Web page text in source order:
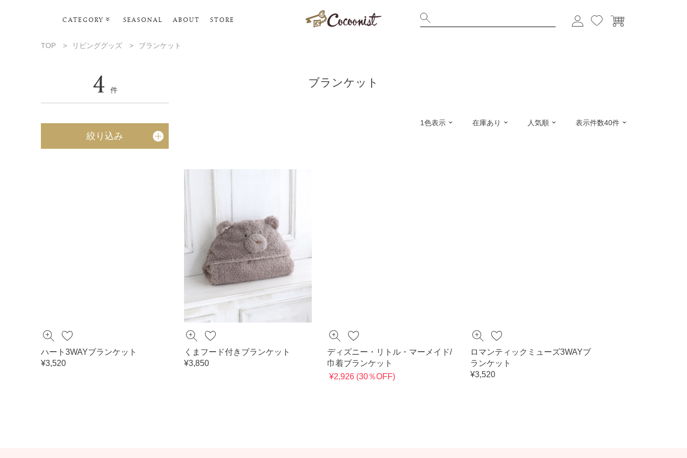
CATEGORY SEASONAL ABOUT STORE
ポーチ･トラベルグッズ
タオル・ヘアバンド
TOP > リビンググッズ > ブランケット
ブランケット
4 件
絞り込み
1色表示 在庫あり 人気順 表示件数40件
ハート3WAYブランケット
¥3,520
くまフード付きブランケット
¥3,850
ディズニー・リトル・マーメイド/
巾着ブランケット
¥2,926 (30％OFF)
ロマンティックミューズ3WAYブ
ランケット
¥3,520